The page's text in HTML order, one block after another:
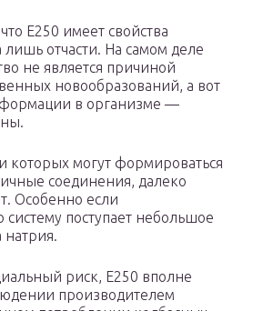
Е250 имеет свойства
отчасти. На самом деле
не является причиной
новообразований, а вот
в организме —
которых могут формироваться
соединения, далеко
Особенно если
поступает небольшое
натрия.
риск, Е250 вполне
производителем